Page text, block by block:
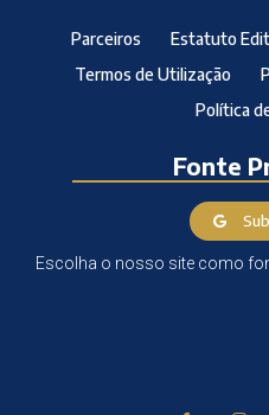
Parceiros Estatuto
Termos de Utilização
Política
Fonte
Escolha o nosso site como